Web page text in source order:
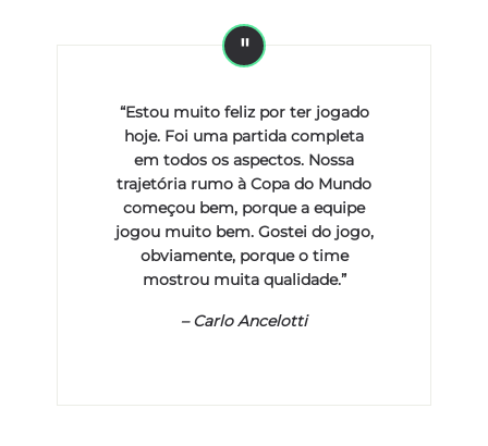
“Estou muito feliz por ter jogado
hoje. Foi uma partida completa
em todos os aspectos. Nossa
trajetória rumo à Copa do Mundo
começou bem, porque a equipe
jogou muito bem. Gostei do jogo,
obviamente, porque o time
mostrou muita qualidade.”
–Carlo Ancelotti